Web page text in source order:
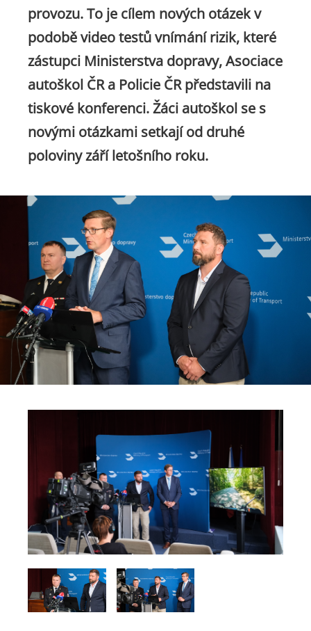
provozu. To je cílem nových otázek v
podobě video testů vnímání rizik, které
zástupci Ministerstva dopravy, Asociace
autoškol ČR a Policie ČR představili na
tiskové konferenci. Žáci autoškol se s
novými otázkami setkají od druhé
poloviny září letošního roku.